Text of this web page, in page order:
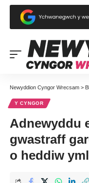
Newyddion Cyngor Wrecsam >
Y CYNGOR
Adnewyddu
gwastraff
o heddiw